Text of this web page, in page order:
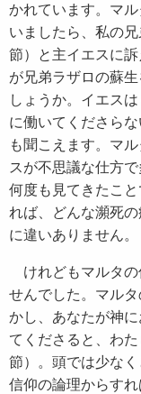
かれています。マ
いましたら、私の
節）と主イエスに
が兄弟ラザロの蘇
しょうか。イエス
に働いてくださら
も聞こえます。マ
スが不思議な仕方
何度も見てきたこ
れば、どんな瀕死
に違いありません。
けれどもマルタの
せんでした。マル
かし、あなたが神
てくださると、わ
節）。頭では少なく
信仰の論理からす